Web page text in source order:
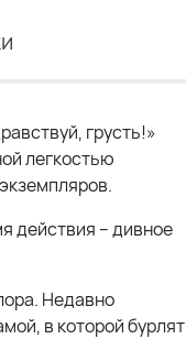
грусть!»
легкостью
действия – дивное
Недавно
в которой бурлят